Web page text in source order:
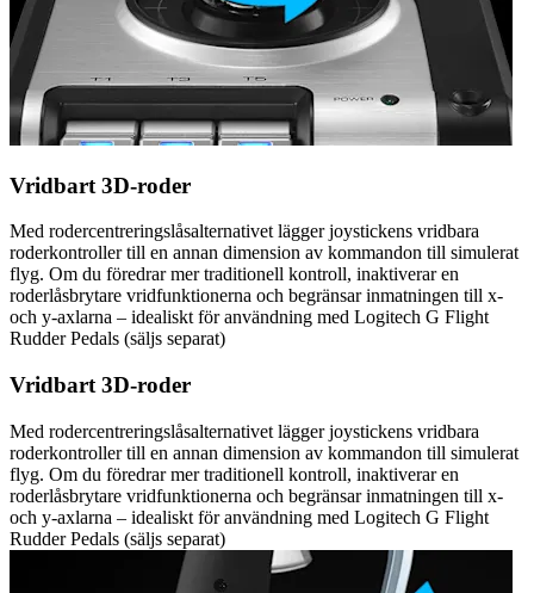
Vridbart 3D-roder
Med rodercentreringslåsalternativet lägger joystickens vridbara
roderkontroller till en annan dimension av kommandon till simulerat
flyg. Om du föredrar mer traditionell kontroll, inaktiverar en
roderlåsbrytare vridfunktionerna och begränsar inmatningen till x-
och y-axlarna – idealiskt för användning med Logitech G Flight
Rudder Pedals (säljs separat)
Vridbart 3D-roder
Med rodercentreringslåsalternativet lägger joystickens vridbara
roderkontroller till en annan dimension av kommandon till simulerat
flyg. Om du föredrar mer traditionell kontroll, inaktiverar en
roderlåsbrytare vridfunktionerna och begränsar inmatningen till x-
och y-axlarna – idealiskt för användning med Logitech G Flight
Rudder Pedals (säljs separat)